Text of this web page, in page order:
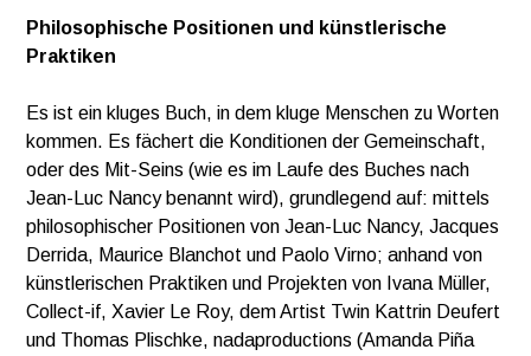
Philosophische Positionen und künstlerische
Praktiken
Es ist ein kluges Buch, in dem kluge Menschen zu Worten
kommen. Es fächert die Konditionen der Gemeinschaft,
oder des Mit-Seins (wie es im Laufe des Buches nach
Jean-Luc Nancy benannt wird), grundlegend auf: mittels
philosophischer Positionen von Jean-Luc Nancy, Jacques
Derrida, Maurice Blanchot und Paolo Virno; anhand von
künstlerischen Praktiken und Projekten von Ivana Müller,
Collect-if, Xavier Le Roy, dem Artist Twin Kattrin Deufert
und Thomas Plischke, nadaproductions (Amanda Piña